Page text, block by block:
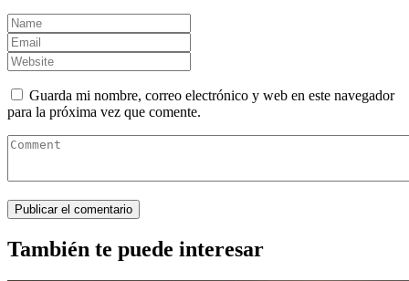
Guarda mi nombre, correo electrónico y web en este navegador
para la próxima vez que comente.
También te puede interesar